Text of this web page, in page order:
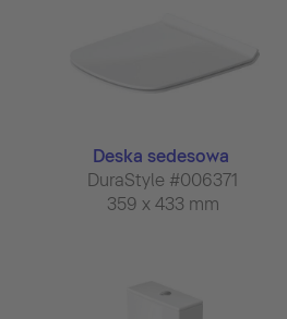
Deska sedesowa
DuraStyle #006371
359 x 433 mm